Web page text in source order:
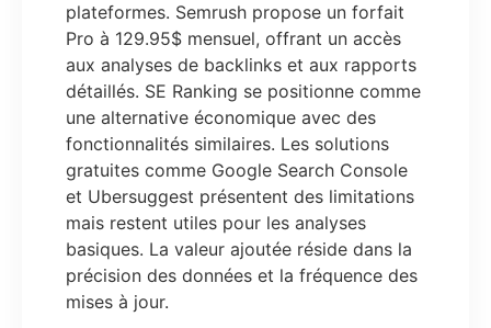
plateformes. Semrush propose un forfait
Pro à 129.95$ mensuel, offrant un accès
aux analyses de backlinks et aux rapports
détaillés. SE Ranking se positionne comme
une alternative économique avec des
fonctionnalités similaires. Les solutions
gratuites comme Google Search Console
et Ubersuggest présentent des limitations
mais restent utiles pour les analyses
basiques. La valeur ajoutée réside dans la
précision des données et la fréquence des
mises à jour.